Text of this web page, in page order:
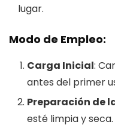
lugar.
Modo de Empleo:
Carga Inicial:
antes del primer
Preparación de
esté limpia y seca.